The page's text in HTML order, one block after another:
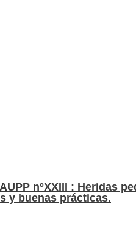
nºXXIII : Heridas
y buenas prácticas.